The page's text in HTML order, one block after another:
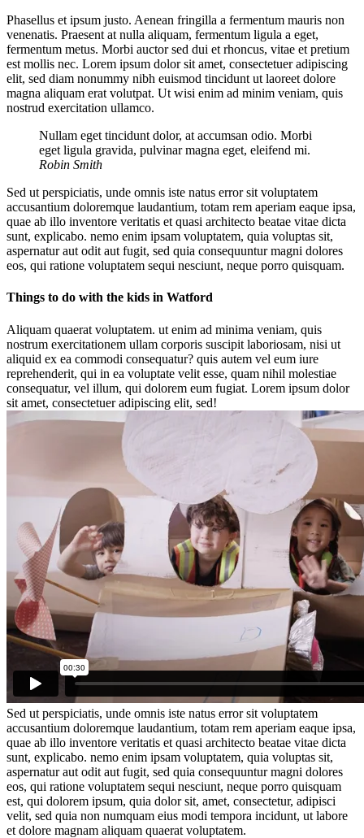
Phasellus et ipsum justo. Aenean fringilla a fermentum mauris non
venenatis. Praesent at nulla aliquam, fermentum ligula a eget,
fermentum metus. Morbi auctor sed dui et rhoncus, vitae et pretium
est mollis nec. Lorem ipsum dolor sit amet, consectetuer adipiscing
elit, sed diam nonummy nibh euismod tincidunt ut laoreet dolore
magna aliquam erat volutpat. Ut wisi enim ad minim veniam, quis
nostrud exercitation ullamco.
Nullam eget tincidunt dolor, at accumsan odio. Morbi
eget ligula gravida, pulvinar magna eget, eleifend mi.
Robin Smith
Sed ut perspiciatis, unde omnis iste natus error sit voluptatem
accusantium doloremque laudantium, totam rem aperiam eaque ipsa,
quae ab illo inventore veritatis et quasi architecto beatae vitae dicta
sunt, explicabo. nemo enim ipsam voluptatem, quia voluptas sit,
aspernatur aut odit aut fugit, sed quia consequuntur magni dolores
eos, qui ratione voluptatem sequi nesciunt, neque porro quisquam.
Things to do with the kids in Watford
Aliquam quaerat voluptatem. ut enim ad minima veniam, quis
nostrum exercitationem ullam corporis suscipit laboriosam, nisi ut
aliquid ex ea commodi consequatur? quis autem vel eum iure
reprehenderit, qui in ea voluptate velit esse, quam nihil molestiae
consequatur, vel illum, qui dolorem eum fugiat. Lorem ipsum dolor
sit amet, consectetuer adipiscing elit, sed!
Sed ut perspiciatis, unde omnis iste natus error sit voluptatem
accusantium doloremque laudantium, totam rem aperiam eaque ipsa,
quae ab illo inventore veritatis et quasi architecto beatae vitae dicta
sunt, explicabo. nemo enim ipsam voluptatem, quia voluptas sit,
aspernatur aut odit aut fugit, sed quia consequuntur magni dolores
eos, qui ratione voluptatem sequi nesciunt, neque porro quisquam
est, qui dolorem ipsum, quia dolor sit, amet, consectetur, adipisci
velit, sed quia non numquam eius modi tempora incidunt, ut labore
et dolore magnam aliquam quaerat voluptatem.